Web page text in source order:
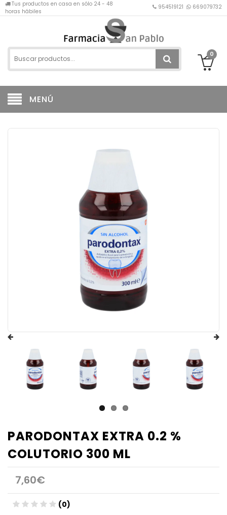
Tus productos en casa en sólo 24 - 48
horas hábiles
954519121 669079732
0
MENÚ
PARODONTAX EXTRA 0.2 %
COLUTORIO 300 ML
7,60€
(0)